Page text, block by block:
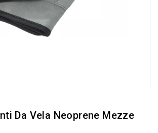
Da Vela Neoprene Mezze